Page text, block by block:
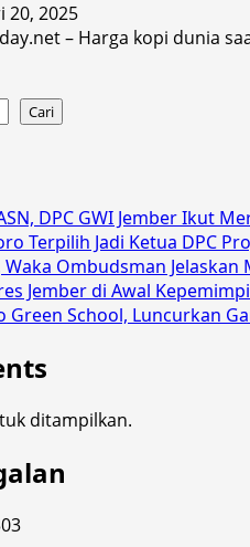
20, 2025
– Harga kopi dunia
Cari
DPC GWI Jember Ikut
Terpilih Jadi Ketua DPC
Ombudsman
Jember di Awal
Green School, Luncurkan
ditampilkan.